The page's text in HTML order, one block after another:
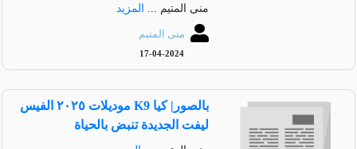
منى المتيم ... المزيد
منى المتيم
17-04-2024
بالصور| كيا K9 موديلات ٢٠٢٥ الفيس
ليفت الجديدة تنبض بالحياة